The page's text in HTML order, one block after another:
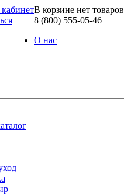
В корзине нет товаров
8 (800) 555-05-46
О нас